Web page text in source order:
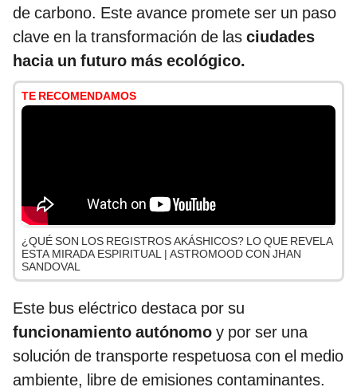
de carbono. Este avance promete ser un paso
clave en la transformación de las ciudades
hacia un futuro más ecológico.
TE RECOMENDAMOS
¿QUÉ SON LOS REGISTROS AKÁSHICOS? LO QUE REVELA
ESTA MIRADA ESPIRITUAL | ASTROMOOD CON JHAN
SANDOVAL
Este bus eléctrico destaca por su
funcionamiento autónomo y por ser una
solución de transporte respetuosa con el medio
ambiente, libre de emisiones contaminantes.